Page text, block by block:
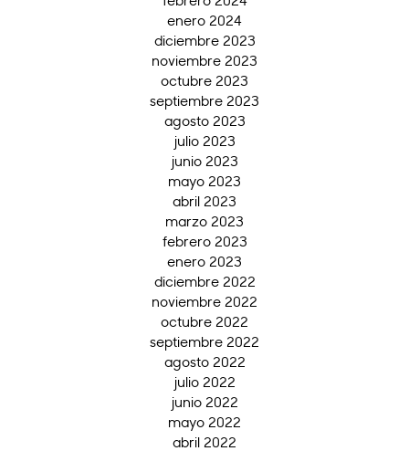
enero 2024
diciembre 2023
noviembre 2023
octubre 2023
septiembre 2023
agosto 2023
julio 2023
junio 2023
mayo 2023
abril 2023
marzo 2023
febrero 2023
enero 2023
diciembre 2022
noviembre 2022
octubre 2022
septiembre 2022
agosto 2022
julio 2022
junio 2022
mayo 2022
abril 2022